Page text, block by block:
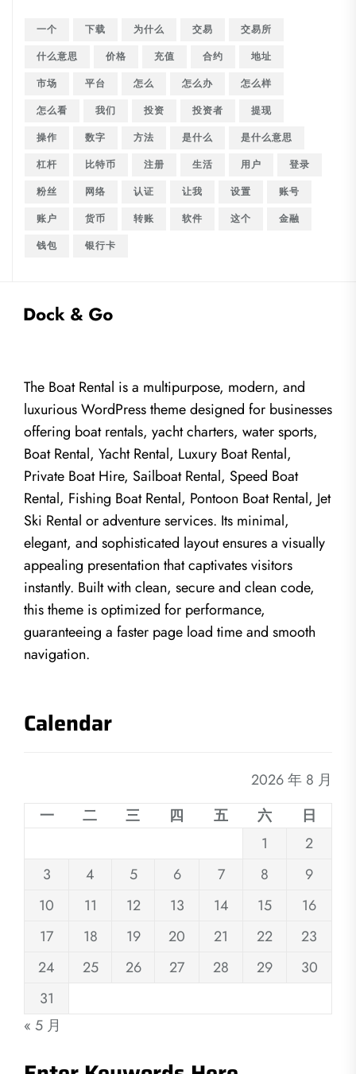
一个 下载 为什么 交易
交易所
什么意思
价格 充值 合约
地址
市场
平台 怎么 怎么办
怎么样
怎么看
我们 投资 投资者
提现
操作
数字 方法 是什么
是什么意思
杠杆
比特币 注册 生活 用户
登录
粉丝
网络 认证 让我 设置
账号
账户
货币 转账 软件 这个
金融
钱包
银行卡
The Boat Rental is a multipurpose, modern, and
luxurious WordPress theme designed for businesses
offering boat rentals, yacht charters, water sports,
Boat Rental, Yacht Rental, Luxury Boat Rental,
Private Boat Hire, Sailboat Rental, Speed Boat
Rental, Fishing Boat Rental, Pontoon Boat Rental, Jet
Ski Rental or adventure services. Its minimal,
elegant, and sophisticated layout ensures a visually
appealing presentation that captivates visitors
instantly. Built with clean, secure and clean code,
this theme is optimized for performance,
guaranteeing a faster page load time and smooth
navigation.
Calendar
2026 年 8 月
一
二 三 四 五 六
日
1
2
3
4 5 6 7 8
9
10
11 12 13 14 15
16
17
18 19 20 21 22
23
24
25 26 27 28 29
30
31
« 5 月